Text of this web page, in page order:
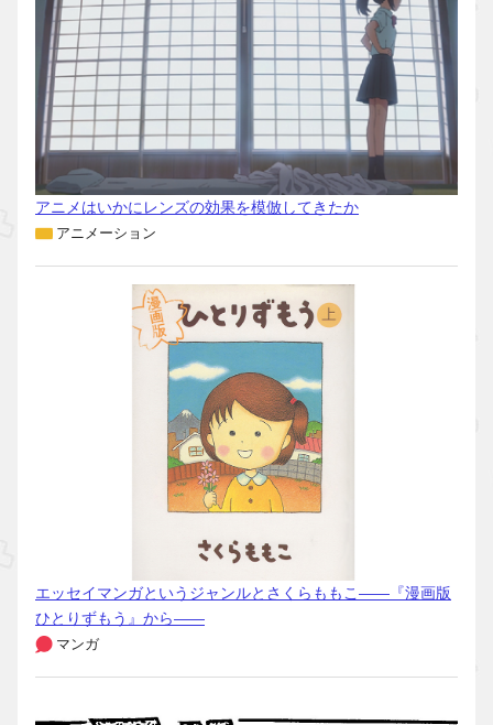
アニメはいかにレンズの効果を模倣してきたか
アニメーション
エッセイマンガというジャンルとさくらももこ――『漫画版
ひとりずもう』から――
マンガ